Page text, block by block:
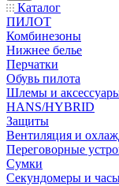
Каталог
ПИЛОТ
Комбинезоны
Нижнее белье
Перчатки
Обувь пилота
Шлемы и
HANS/HYBRID
Защиты
Вентиляция и
Переговорные
Сумки
Секундомеры и